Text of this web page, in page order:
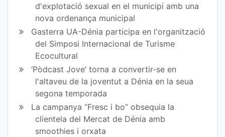
d'explotació sexual en el municipi amb una
nova ordenança municipal
Gasterra UA-Dénia participa en l'organització
del Simposi Internacional de Turisme
Ecocultural
‘Pòdcast Jove’ torna a convertir-se en
l'altaveu de la joventut a Dénia en la seua
segona temporada
La campanya “Fresc i bo” obsequia la
clientela del Mercat de Dénia amb
smoothies i orxata